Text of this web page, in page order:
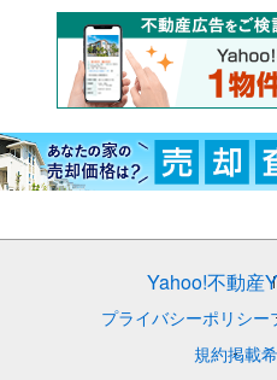
Yahoo!不動産
プライバシーポリシー
規約掲載